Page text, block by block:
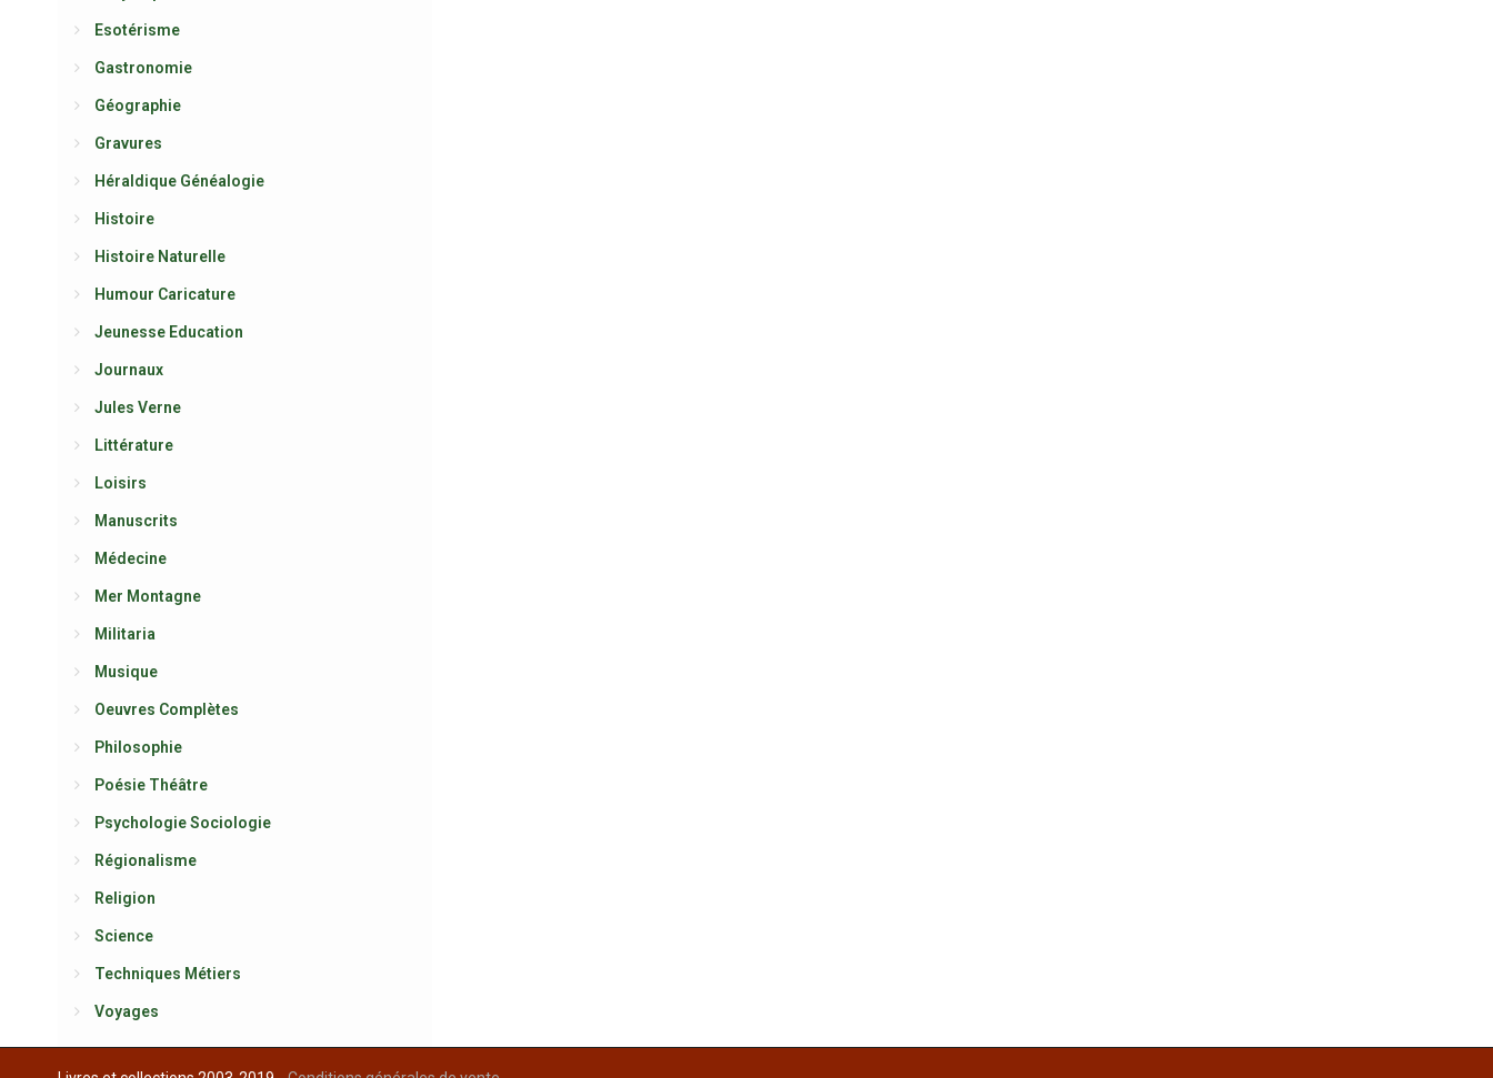
Esotérisme
Gastronomie
Géographie
Gravures
Héraldique Généalogie
Histoire
Histoire Naturelle
Humour Caricature
Jeunesse Education
Journaux
Jules Verne
Littérature
Loisirs
Manuscrits
Médecine
Mer Montagne
Militaria
Musique
Oeuvres Complètes
Philosophie
Poésie Théâtre
Psychologie Sociologie
Régionalisme
Religion
Science
Techniques Métiers
Voyages